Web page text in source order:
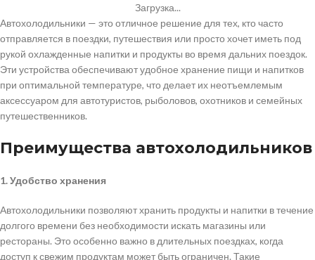
Загрузка...
Автохолодильники — это отличное решение для тех, кто часто
отправляется в поездки, путешествия или просто хочет иметь под
рукой охлажденные напитки и продукты во время дальних поездок.
Эти устройства обеспечивают удобное хранение пищи и напитков
при оптимальной температуре, что делает их неотъемлемым
аксессуаром для автотуристов, рыболовов, охотников и семейных
путешественников.
Преимущества автохолодильников
1. Удобство хранения
Автохолодильники позволяют хранить продукты и напитки в течение
долгого времени без необходимости искать магазины или
рестораны. Это особенно важно в длительных поездках, когда
доступ к свежим продуктам может быть ограничен. Такие